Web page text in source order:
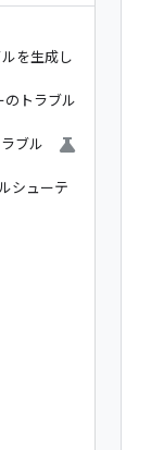
を生成し
のトラブル
ブル
シューテ